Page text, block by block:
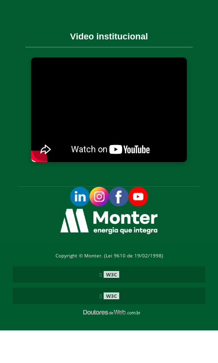
Video institucional
Copyright © Monter. (Lei 9610 de 19/02/1998)
W3C
W3C